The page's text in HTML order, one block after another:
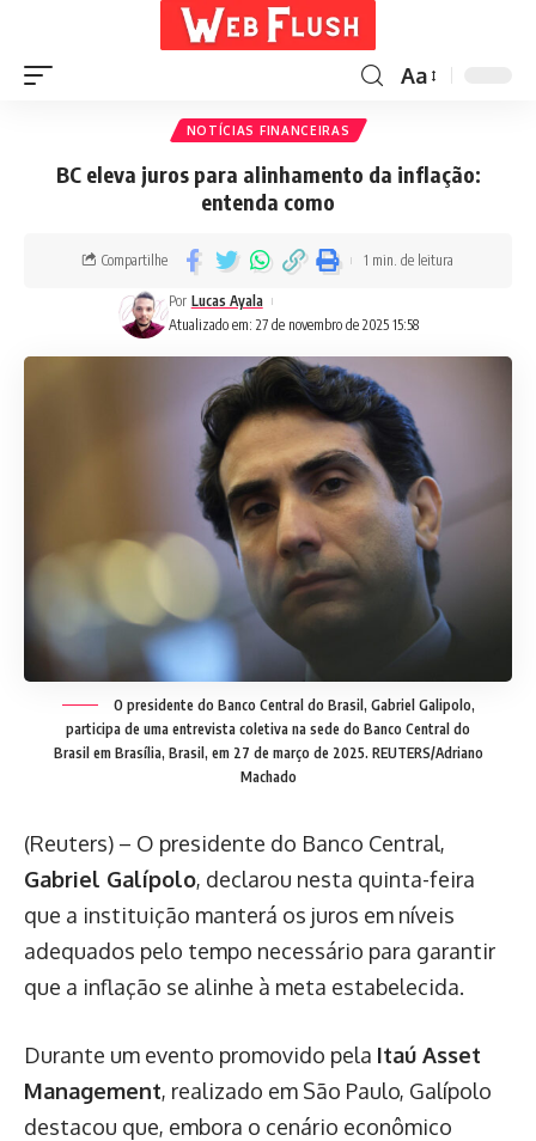
Aa
NOTÍCIAS FINANCEIRAS
BC eleva juros para alinhamento da inflação:
entenda como
Atualizado em: 27 de novembro de 2025 15:58
Por Lucas Ayala
Compartilhe 1 min. de leitura
O presidente do Banco Central do Brasil, Gabriel Galipolo,
participa de uma entrevista coletiva na sede do Banco Central do
Brasil em Brasília, Brasil, em 27 de março de 2025. REUTERS/Adriano
Machado
(Reuters) – O presidente do Banco Central,
Gabriel Galípolo, declarou nesta quinta-feira
que a instituição manterá os juros em níveis
adequados pelo tempo necessário para garantir
que a inflação se alinhe à meta estabelecida.
Durante um evento promovido pela Itaú Asset
Management, realizado em São Paulo, Galípolo
destacou que, embora o cenário econômico